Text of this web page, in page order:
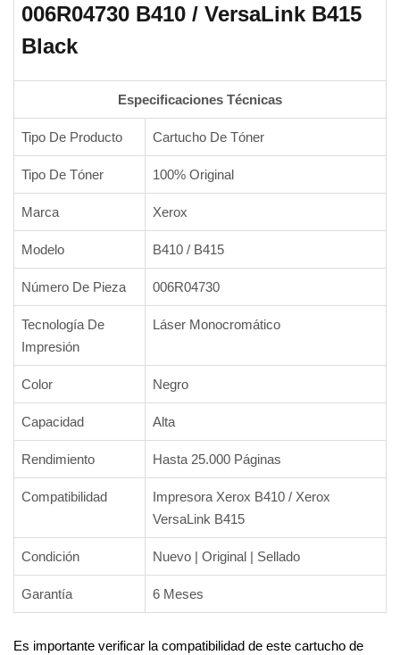
006R04730 B410 / VersaLink B415
Black
Especificaciones Técnicas
Tipo De Producto Cartucho De Tóner
Tipo De Tóner 100% Original
Marca Xerox
Modelo B410 / B415
Número De Pieza 006R04730
Tecnología De
Impresión
Láser Monocromático
Color Negro
Capacidad Alta
Rendimiento Hasta 25.000 Páginas
Compatibilidad
Impresora Xerox B410 / Xerox
VersaLink B415
Condición Nuevo | Original | Sellado
Garantía 6 Meses
Es importante verificar la compatibilidad de este cartucho de